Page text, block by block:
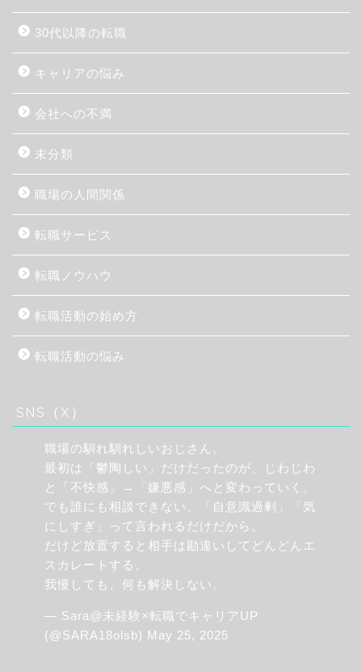
30代以降の転職
キャリアの悩み
会社への不満
未分類
職場の人間関係
転職サービス
転職ノウハウ
転職活動の始め方
転職活動の悩み
SNS（X）
職場の馴れ馴れしいおじさん。
最初は「鬱陶しい」だけだったのが、じわじわ
と「不快感」→「嫌悪感」へと変わっていく。
でも誰にも相談できない。「自意識過剰」「気
にしすぎ」って言われるだけだから。
だけど放置すると相手は勘違いしてどんどんエ
スカレートする。
我慢しても、何も解決しない。
— Sara@未経験×転職でキャリアUP
(@SARA18olsb) May 25, 2025